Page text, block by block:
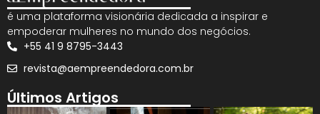
é uma plataforma visionária dedicada a inspirar e
empoderar mulheres no mundo dos negócios.
+55 41 9 8795-3443
revista@aempreendedora.com.br
Últimos Artigos